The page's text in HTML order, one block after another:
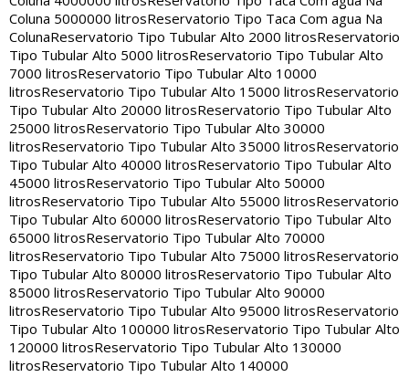
Coluna 5000000 litrosReservatorio Tipo Taca Com agua Na
ColunaReservatorio Tipo Tubular Alto 2000 litrosReservatorio
Tipo Tubular Alto 5000 litrosReservatorio Tipo Tubular Alto
7000 litrosReservatorio Tipo Tubular Alto 10000
litrosReservatorio Tipo Tubular Alto 15000 litrosReservatorio
Tipo Tubular Alto 20000 litrosReservatorio Tipo Tubular Alto
25000 litrosReservatorio Tipo Tubular Alto 30000
litrosReservatorio Tipo Tubular Alto 35000 litrosReservatorio
Tipo Tubular Alto 40000 litrosReservatorio Tipo Tubular Alto
45000 litrosReservatorio Tipo Tubular Alto 50000
litrosReservatorio Tipo Tubular Alto 55000 litrosReservatorio
Tipo Tubular Alto 60000 litrosReservatorio Tipo Tubular Alto
65000 litrosReservatorio Tipo Tubular Alto 70000
litrosReservatorio Tipo Tubular Alto 75000 litrosReservatorio
Tipo Tubular Alto 80000 litrosReservatorio Tipo Tubular Alto
85000 litrosReservatorio Tipo Tubular Alto 90000
litrosReservatorio Tipo Tubular Alto 95000 litrosReservatorio
Tipo Tubular Alto 100000 litrosReservatorio Tipo Tubular Alto
120000 litrosReservatorio Tipo Tubular Alto 130000
litrosReservatorio Tipo Tubular Alto 140000